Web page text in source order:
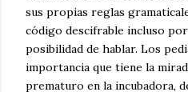
sus propias reglas
código descifrable incluso
posibilidad de hablar. Los
importancia que tiene la
prematuro en la incubadora,